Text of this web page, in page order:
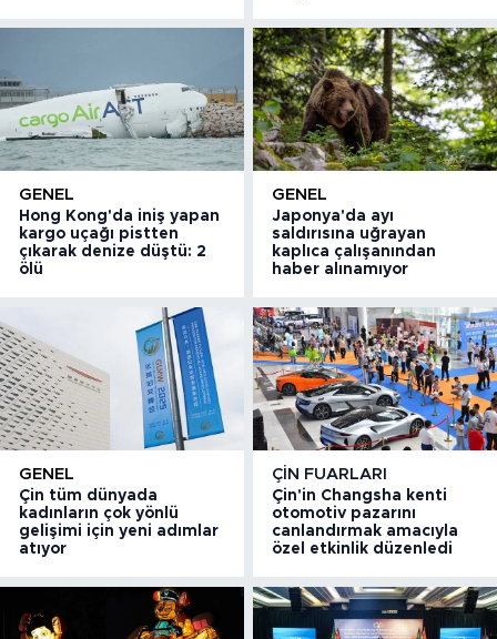
GENEL
Hong Kong'da iniş yapan
kargo uçağı pistten
çıkarak denize düştü: 2
ölü
GENEL
Japonya'da ayı
saldırısına uğrayan
kaplıca çalışanından
haber alınamıyor
GENEL
Çin tüm dünyada
kadınların çok yönlü
gelişimi için yeni adımlar
atıyor
ÇIN FUARLARI
Çin'in Changsha kenti
otomotiv pazarını
canlandırmak amacıyla
özel etkinlik düzenledi